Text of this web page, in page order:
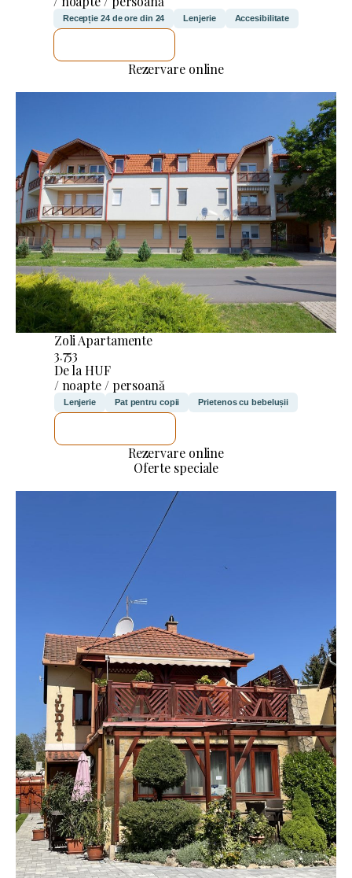
Recepție 24 de ore din 24 Lenjerie Accesibilitate
Rezervare online
Zoli Apartamente
3.753
De la HUF
/ noapte / persoană
Lenjerie Pat pentru copii Prietenos cu bebelușii
Rezervare online
Oferte speciale